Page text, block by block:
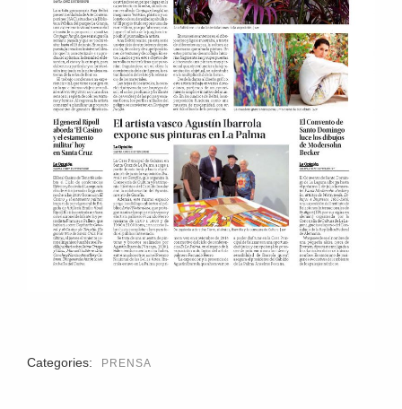
Categories: PRENSA